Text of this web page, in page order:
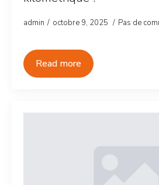
admin octobre 9, 2025 Pas de
Read more